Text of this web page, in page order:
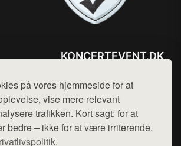
på vores hjemmeside for at
vise mere relevant
trafikken. Kort sagt: for at
bedre – ikke for at være irriterende.
KONCERTEVENT.DK
Mail: hej@want.dk
Cookie- og privatlivspolitik